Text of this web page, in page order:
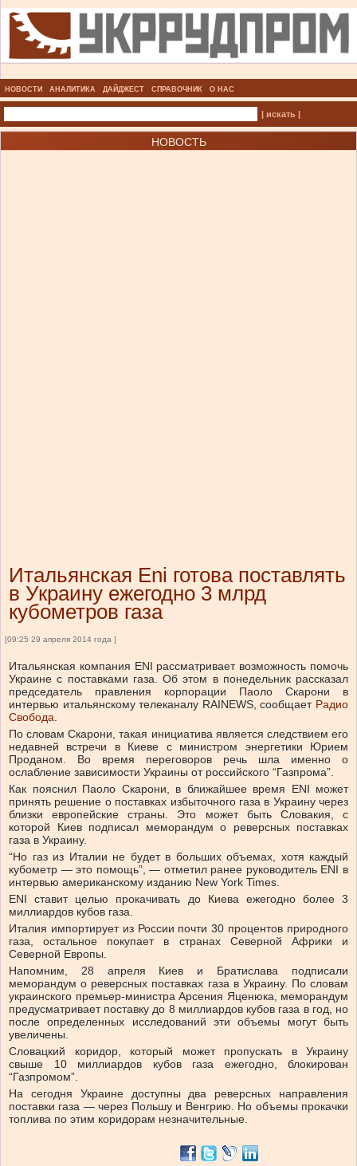
НОВОСТИ АНАЛИТИКА ДАЙДЖЕСТ СПРАВОЧНИК О НАС
| искать |
НОВОСТЬ
Итальянская Eni готова поставлять
в Украину ежегодно 3 млрд
кубометров газа
[09:25 29 апреля 2014 года ]
Итальянская компания ENI рассматривает возможность помочь
Украине с поставками газа. Об этом в понедельник рассказал
председатель правления корпорации Паоло Скарони в
интервью итальянскому телеканалу RAINEWS, сообщает Радио
Свобода.
По словам Скарони, такая инициатива является следствием его
недавней встречи в Киеве с министром энергетики Юрием
Проданом. Во время переговоров речь шла именно о
ослабление зависимости Украины от российского “Газпрома”.
Как пояснил Паоло Скарони, в ближайшее время ENI может
принять решение о поставках избыточного газа в Украину через
близки европейские страны. Это может быть Словакия, с
которой Киев подписал меморандум о реверсных поставках
газа в Украину.
“Но газ из Италии не будет в больших объемах, хотя каждый
кубометр — это помощь”, — отметил ранее руководитель ENI в
интервью американскому изданию New York Times.
ENI ставит целью прокачивать до Киева ежегодно более 3
миллиардов кубов газа.
Италия импортирует из России почти 30 процентов природного
газа, остальное покупает в странах Северной Африки и
Северной Европы.
Напомним, 28 апреля Киев и Братислава подписали
меморандум о реверсных поставках газа в Украину. По словам
украинского премьер-министра Арсения Яценюка, меморандум
предусматривает поставку до 8 миллиардов кубов газа в год, но
после определенных исследований эти объемы могут быть
увеличены.
Словацкий коридор, который может пропускать в Украину
свыше 10 миллиардов кубов газа ежегодно, блокирован
“Газпромом”.
На сегодня Украине доступны два реверсных направления
поставки газа — через Польшу и Венгрию. Но объемы прокачки
топлива по этим коридорам незначительные.